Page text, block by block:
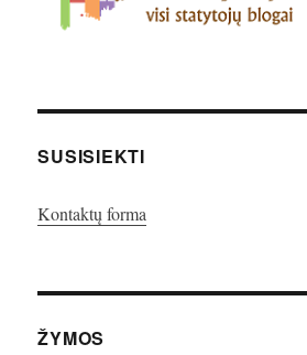
SUSISIEKTI
Kontaktų forma
ŽYMOS